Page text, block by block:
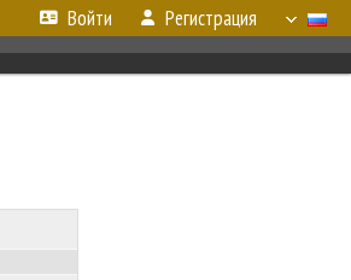
Войти Регистрация